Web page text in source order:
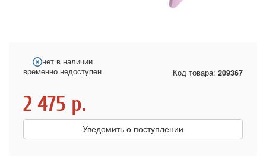
нет в наличии
временно недоступен
Код товара: 209367
2 475 р.
Уведомить о поступлении